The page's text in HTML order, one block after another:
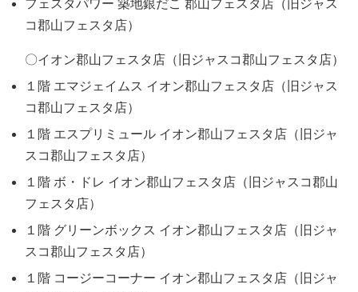
フェスタパワー 築地銀だこ 郡山フェスタ店（旧ジャス
コ郡山フェスタ店）
〇イオン郡山フェスタ店（旧ジャスコ郡山フェスタ店）
１階 エマジェイムス イオン郡山フェスタ店（旧ジャス
コ郡山フェスタ店）
１階 エスプリミュール イオン郡山フェスタ店（旧ジャ
スコ郡山フェスタ店）
１階 ボ・ドレ イオン郡山フェスタ店（旧ジャスコ郡山
フェスタ店）
１階 グリーンボックス イオン郡山フェスタ店（旧ジャ
スコ郡山フェスタ店）
１階 コージーコーナー イオン郡山フェスタ店（旧ジャ